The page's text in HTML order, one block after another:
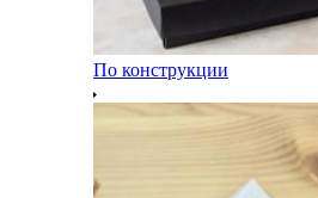
По конструкции